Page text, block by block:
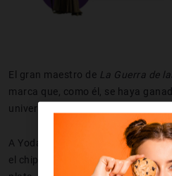
El gran maestro de La Guerra de
marca que, como él, se haya
universo.
A Yoda le recomendaríamosel
el chip más inteligente y potente